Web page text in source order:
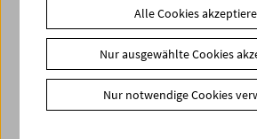
Share on
Alle Cookies
Nur ausgewählte Cookies
Nur notwendige Cookies